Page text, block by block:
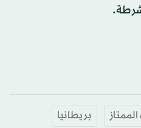
بريطانيا